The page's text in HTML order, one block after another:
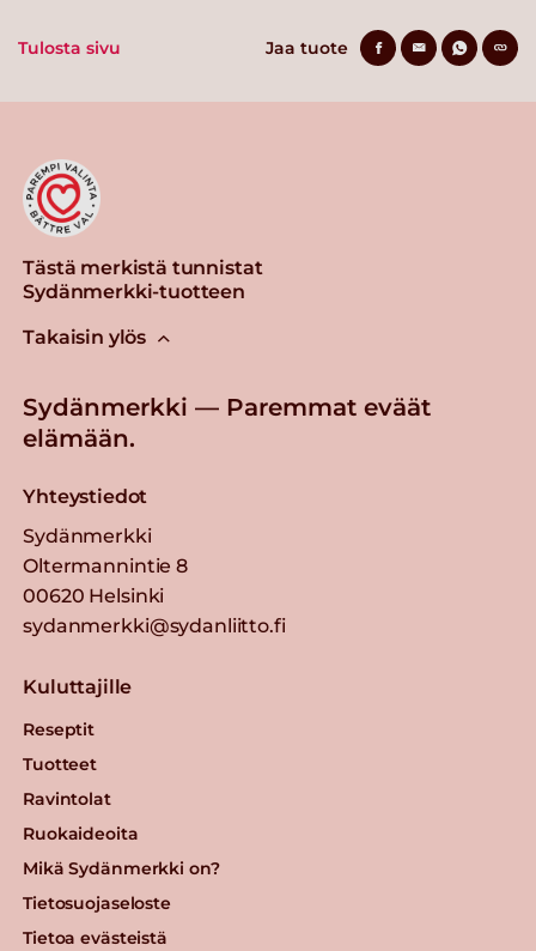
Tulosta sivu Jaa tuote
Tästä merkistä tunnistat
Sydänmerkki-tuotteen
Takaisin ylös
Sydänmerkki — Paremmat eväät
elämään.
Yhteystiedot
Sydänmerkki
Oltermannintie 8
00620 Helsinki
sydanmerkki@sydanliitto.fi
Kuluttajille
Reseptit
Tuotteet
Ravintolat
Ruokaideoita
Mikä Sydänmerkki on?
Tietosuojaseloste
Tietoa evästeistä